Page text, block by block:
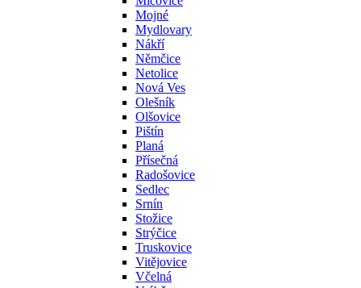
Mojné
Mydlovary
Nákří
Němčice
Netolice
Nová Ves
Olešník
Olšovice
Pištín
Planá
Přísečná
Radošovice
Sedlec
Srnín
Stožice
Strýčice
Truskovice
Vitějovice
Včelná